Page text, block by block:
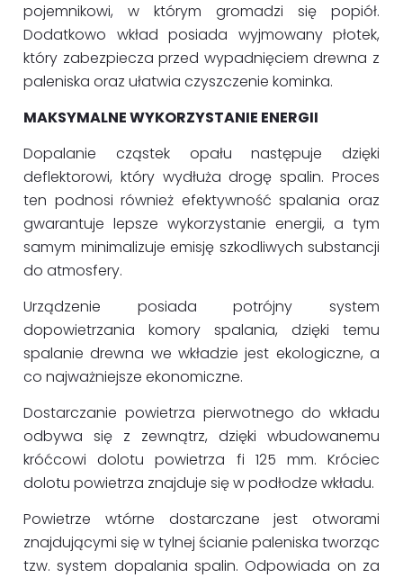
pojemnikowi, w którym gromadzi się popiół.
Dodatkowo wkład posiada wyjmowany płotek,
który zabezpiecza przed wypadnięciem drewna z
paleniska oraz ułatwia czyszczenie kominka.
MAKSYMALNE WYKORZYSTANIE ENERGII
Dopalanie cząstek opału następuje dzięki
deflektorowi, który wydłuża drogę spalin. Proces
ten podnosi również efektywność spalania oraz
gwarantuje lepsze wykorzystanie energii, a tym
samym minimalizuje emisję szkodliwych substancji
do atmosfery.
Urządzenie posiada potrójny system
dopowietrzania komory spalania, dzięki temu
spalanie drewna we wkładzie jest ekologiczne, a
co najważniejsze ekonomiczne.
Dostarczanie powietrza pierwotnego do wkładu
odbywa się z zewnątrz, dzięki wbudowanemu
króćcowi dolotu powietrza fi 125 mm. Króciec
dolotu powietrza znajduje się w podłodze wkładu.
Powietrze wtórne dostarczane jest otworami
znajdującymi się w tylnej ścianie paleniska tworząc
tzw. system dopalania spalin. Odpowiada on za